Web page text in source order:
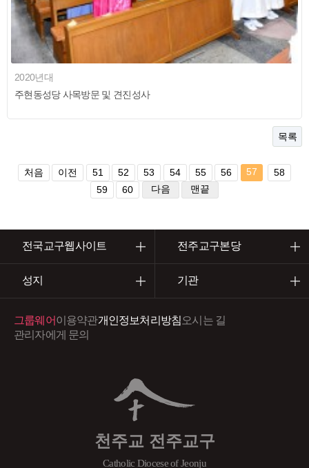
2020년대
주현동성당 사목방문 및 견진성사
목록
처음 이전 51 52 53 54 55 56 57
58
59
60 다음 맨끝
전국교구웹사이트 전주교구본당
성지 기관
천주교 전주교구
Catholic Diocese of Jeonju
그룹웨어이용약관개인정보처리방침오시는 길
관리자에게 문의